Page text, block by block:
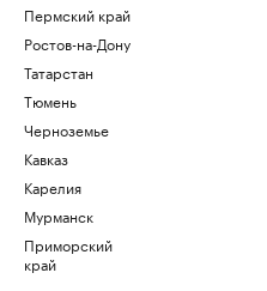
Пермский край
Ростов-на-Дону
Татарстан
Тюмень
Черноземье
Кавказ
Карелия
Мурманск
Приморский
край